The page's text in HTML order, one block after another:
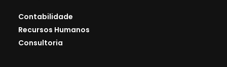
Contabilidade
Recursos Humanos
Consultoria